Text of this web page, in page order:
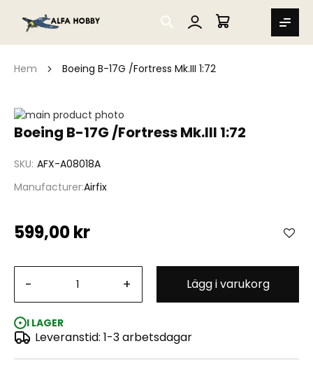
SEARCH
MIN VARUKORG
Hem Boeing B-17G /Fortress Mk.III 1:72
Boeing B-17G /Fortress Mk.III 1:72
SKU AFX-A08018A
ManufacturerAirfix
599,00 kr
- + Lägg i varukorg
I LAGER
Leveranstid: 1-3 arbetsdagar
Hoppa
till
bildgalleriet
Boeing B-17G /Fortress Mk.III 1:72
Hoppa
av
bildgalleriet